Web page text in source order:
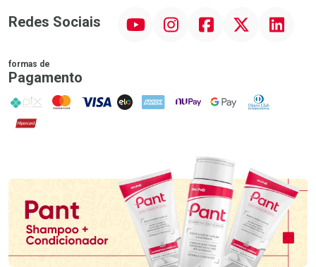
Redes Sociais InstagramFacebookTwitter Linkedin
formas de
Pagamento
PIX MasterCard
VISA ELO AMEX NuPay Google PayDiners Club
Hipercard
Promoção em Destaque